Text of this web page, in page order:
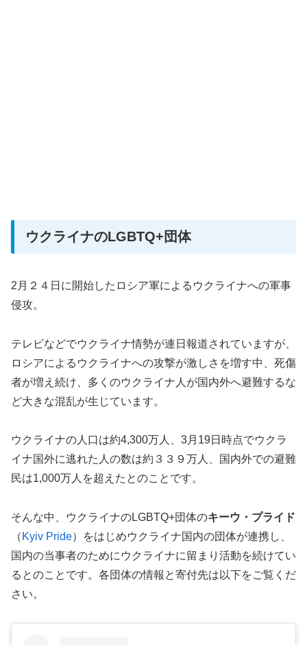
ウクライナのLGBTQ+団体
2月２４日に開始したロシア軍によるウクライナへの軍事
侵攻。
テレビなどでウクライナ情勢が連日報道されていますが、
ロシアによるウクライナへの攻撃が激しさを増す中、死傷
者が増え続け、多くのウクライナ人が国内外へ避難するな
ど大きな混乱が生じています。
ウクライナの人口は約4,300万人、3月19日時点でウクラ
イナ国外に逃れた人の数は約３３９万人、国内外での避難
民は1,000万人を超えたとのことです。
そんな中、ウクライナのLGBTQ+団体のキーウ・プライド
（ Kyiv Pride）をはじめウクライナ国内の団体が連携し、
国内の当事者のためにウクライナに留まり活動を続けてい
るとのことです。各団体の情報と寄付先は以下をご覧くだ
さい。